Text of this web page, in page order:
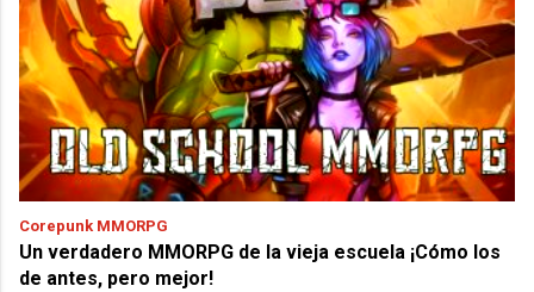
Corepunk MMORPG
Un verdadero MMORPG de la vieja escuela ¡Cómo los
de antes, pero mejor!